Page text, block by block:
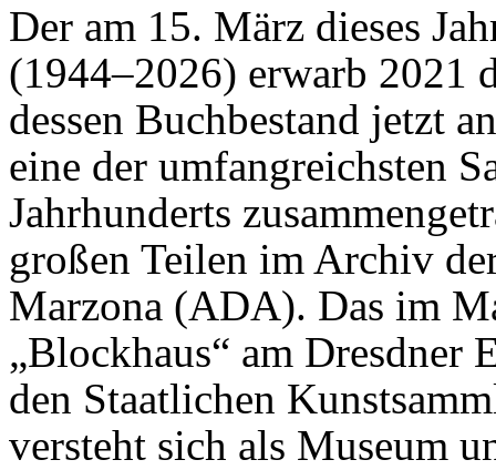
Der am 15. März dieses
(1944–2026) erwarb 2021
dessen Buchbestand jetzt
eine der umfangreichsten
Jahrhunderts
großen Teilen im Archiv
Marzona (ADA). Das im
„Blockhaus“ am Dresdner
den Staatlichen
versteht sich als Museum